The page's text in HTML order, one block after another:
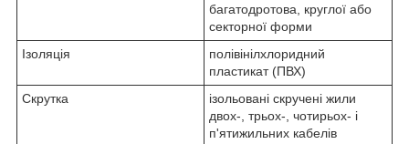
багатодротова, круглої або
секторної форми
Ізоляція
полівінілхлоридний
пластикат (ПВХ)
Скрутка
ізольовані скручені жили
двох-, трьох-, чотирьох- і
п'ятижильних кабелів